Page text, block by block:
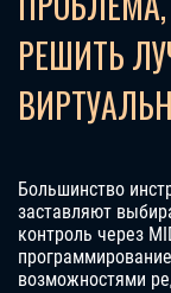
РЕШИТЬ
Большинство
заставляют
контроль через
возможностями